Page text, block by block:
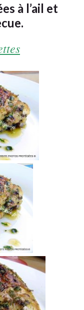
à l’ail et